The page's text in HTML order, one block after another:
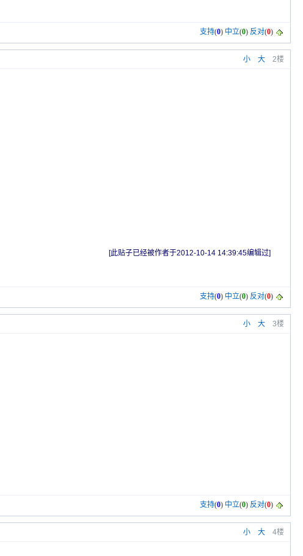
支持(0) 中立(0) 反对(0)
小 大 2楼
[此贴子已经被作者于2012-10-14 14:39:45编辑过]
支持(0) 中立(0) 反对(0)
小 大 3楼
支持(0) 中立(0) 反对(0)
小 大 4楼